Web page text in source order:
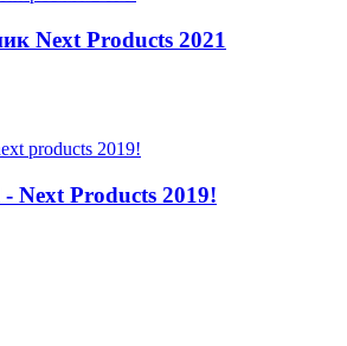
Next Products 2021
Next Products 2019!